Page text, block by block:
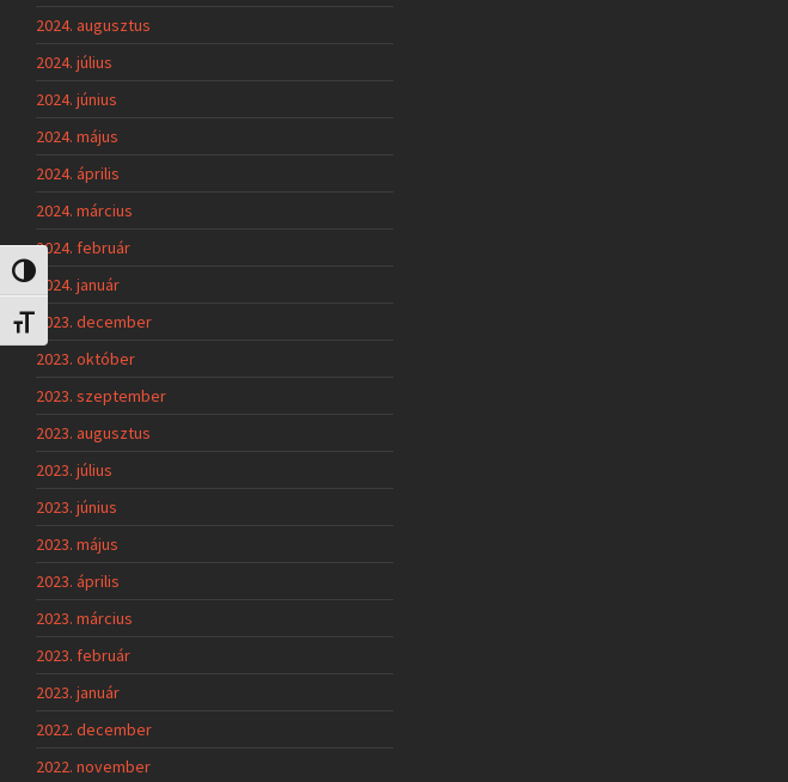
Nagy kontraszt váltása
Betűméret váltása
2024. augusztus
2024. július
2024. június
2024. május
2024. április
2024. március
2024. február
2024. január
2023. december
2023. október
2023. szeptember
2023. augusztus
2023. július
2023. június
2023. május
2023. április
2023. március
2023. február
2023. január
2022. december
2022. november